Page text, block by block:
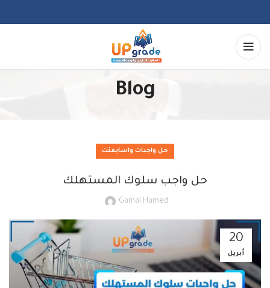
Blog
حل واجبات واسايمنت
حل واجب سلوك المستهلك
Gamal Hamed
20
أبريل